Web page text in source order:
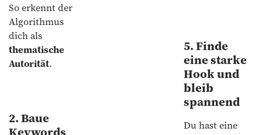
So erkennt der
Algorithmus
dich als
thematische
Autorität.
2. Baue
5. Finde
eine starke
Hook und
bleib
spannend
Du hast eine